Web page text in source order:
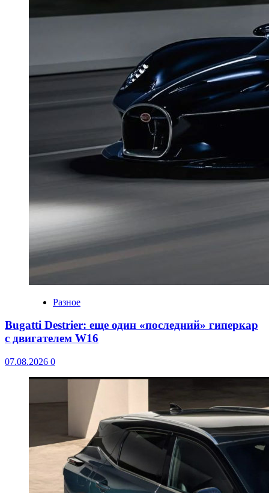
Разное
Bugatti Destrier: еще один «последний» гиперкар
с двигателем W16
07.08.2026 0